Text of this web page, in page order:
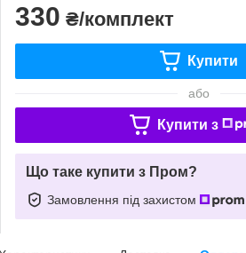
330 ₴/комплект
Купити
або
Купити з
Що таке купити з Пром?
Замовлення під захистом